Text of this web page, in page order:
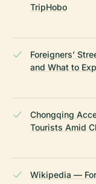
TripHobo
Foreigners’
and What to
Chongqing
Tourists Amid
Wikipedia —